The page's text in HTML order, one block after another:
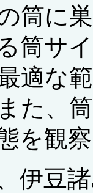
筒に
筒サ
適な
た、
を観
伊豆